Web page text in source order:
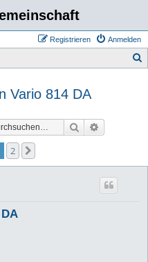
Anmelden
Registrieren
Vario 814 DA
Suche
2